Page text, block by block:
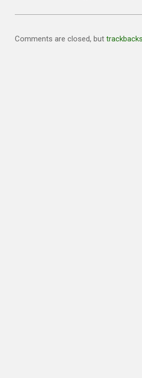
Comments are closed, but trackbacks